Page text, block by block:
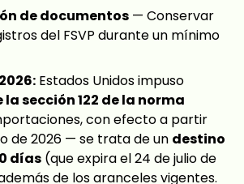
de documentos — Conservar
del FSVP durante un mínimo
Estados Unidos impuso
la sección 122 de la norma
con efecto a partir
de 2026 — se trata de un destino
días (que expira el 24 de julio de
de los aranceles vigentes.